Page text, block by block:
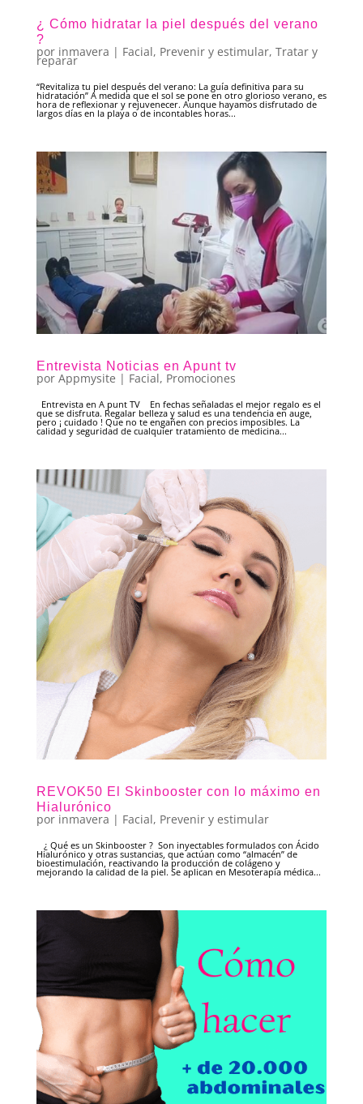
¿ Cómo hidratar la piel después del verano
?
por inmavera | Facial, Prevenir y estimular, Tratar y
reparar
“Revitaliza tu piel después del verano: La guía definitiva para su
hidratación” A medida que el sol se pone en otro glorioso verano, es
hora de reflexionar y rejuvenecer. Aunque hayamos disfrutado de
largos días en la playa o de incontables horas...
Entrevista Noticias en Apunt tv
por Appmysite | Facial, Promociones
Entrevista en A punt TV En fechas señaladas el mejor regalo es el
que se disfruta. Regalar belleza y salud es una tendencia en auge,
pero ¡ cuidado ! Que no te engañen con precios imposibles. La
calidad y seguridad de cualquier tratamiento de medicina...
REVOK50 El Skinbooster con lo máximo en
Hialurónico
por inmavera | Facial, Prevenir y estimular
¿ Qué es un Skinbooster ? Son inyectables formulados con Ácido
Hialurónico y otras sustancias, que actúan como “almacén” de
bioestimulación, reactivando la producción de colágeno y
mejorando la calidad de la piel. Se aplican en Mesoterapia médica...